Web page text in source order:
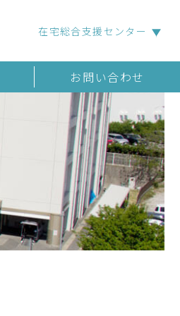
在宅総合支援センター
お問い合わせ